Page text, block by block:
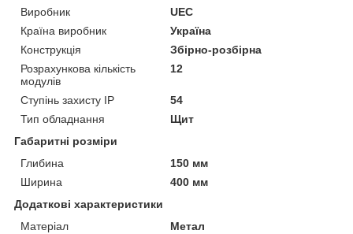
Виробник
UEC
Країна виробник
Україна
Конструкція
Збірно-розбірна
Розрахункова кількість
модулів
12
Ступінь захисту IP
54
Тип обладнання
Щит
Габаритні розміри
Глибина
150 мм
Ширина
400 мм
Додаткові характеристики
Матеріал
Метал